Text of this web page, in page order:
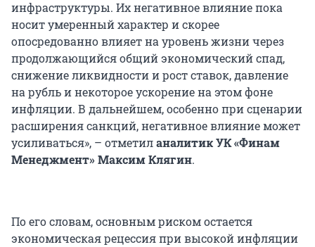
инфраструктуры. Их негативное влияние пока
носит умеренный характер и скорее
опосредованно влияет на уровень жизни через
продолжающийся общий экономический спад,
снижение ликвидности и рост ставок, давление
на рубль и некоторое ускорение на этом фоне
инфляции. В дальнейшем, особенно при сценарии
расширения санкций, негативное влияние может
усиливаться», – отметиланалитик УК «Финам
Менеджмент» Максим Клягин.
По его словам, основным риском остается
экономическая рецессия при высокой инфляции